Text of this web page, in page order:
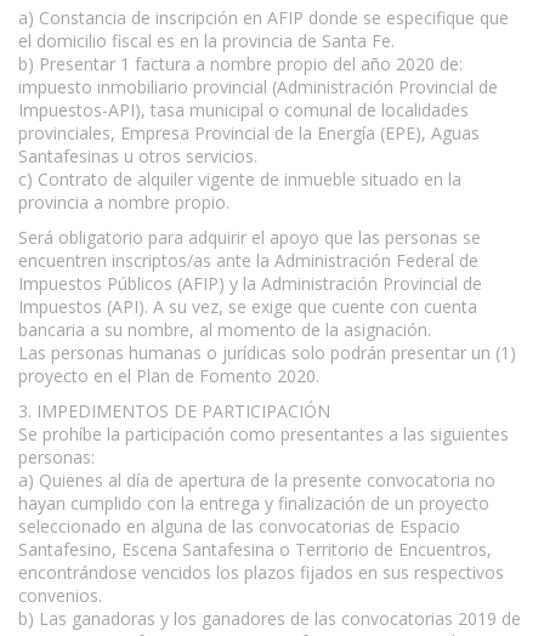
a) Constancia de inscripción en AFIP donde se especifique que
el domicilio fiscal es en la provincia de Santa Fe.
b) Presentar 1 factura a nombre propio del año 2020 de:
impuesto inmobiliario provincial (Administración Provincial de
Impuestos-API), tasa municipal o comunal de localidades
provinciales, Empresa Provincial de la Energía (EPE), Aguas
Santafesinas u otros servicios.
c) Contrato de alquiler vigente de inmueble situado en la
provincia a nombre propio.
Será obligatorio para adquirir el apoyo que las personas se
encuentren inscriptos/as ante la Administración Federal de
Impuestos Públicos (AFIP) y la Administración Provincial de
Impuestos (API). A su vez, se exige que cuente con cuenta
bancaria a su nombre, al momento de la asignación.
Las personas humanas o jurídicas solo podrán presentar un (1)
proyecto en el Plan de Fomento 2020.
3. IMPEDIMENTOS DE PARTICIPACIÓN
Se prohíbe la participación como presentantes a las siguientes
personas:
a) Quienes al día de apertura de la presente convocatoria no
hayan cumplido con la entrega y finalización de un proyecto
seleccionado en alguna de las convocatorias de Espacio
Santafesino, Escena Santafesina o Territorio de Encuentros,
encontrándose vencidos los plazos fijados en sus respectivos
convenios.
b) Las ganadoras y los ganadores de las convocatorias 2019 de